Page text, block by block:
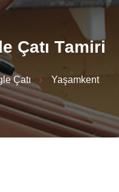
e Çatı Tamiri
Çatı
Yaşamkent